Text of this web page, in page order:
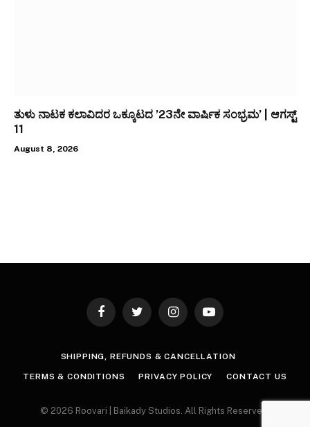
ತುಳು ನಾಟಕ ಕಲಾವಿದರ ಒಕ್ಕೂಟದ ’23ನೇ ವಾರ್ಷಿಕ ಸಂಭ್ರಮ’ | ಆಗಸ್ಟ್
11
August 8, 2026
FacebookTwitter InstagramYouTube
SHIPPING, REFUNDS & CANCELLATION
TERMS & CONDITIONS PRIVACY POLICY CONTACT US
© 2026 Roovari | Baikady Studios. All Rights Reserved.